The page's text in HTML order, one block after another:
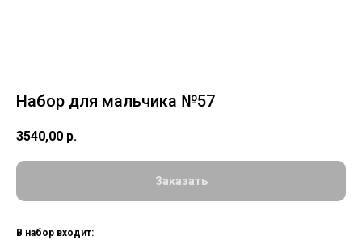
Набор для мальчика №57
3540,00 р.
Заказать
В набор входит: